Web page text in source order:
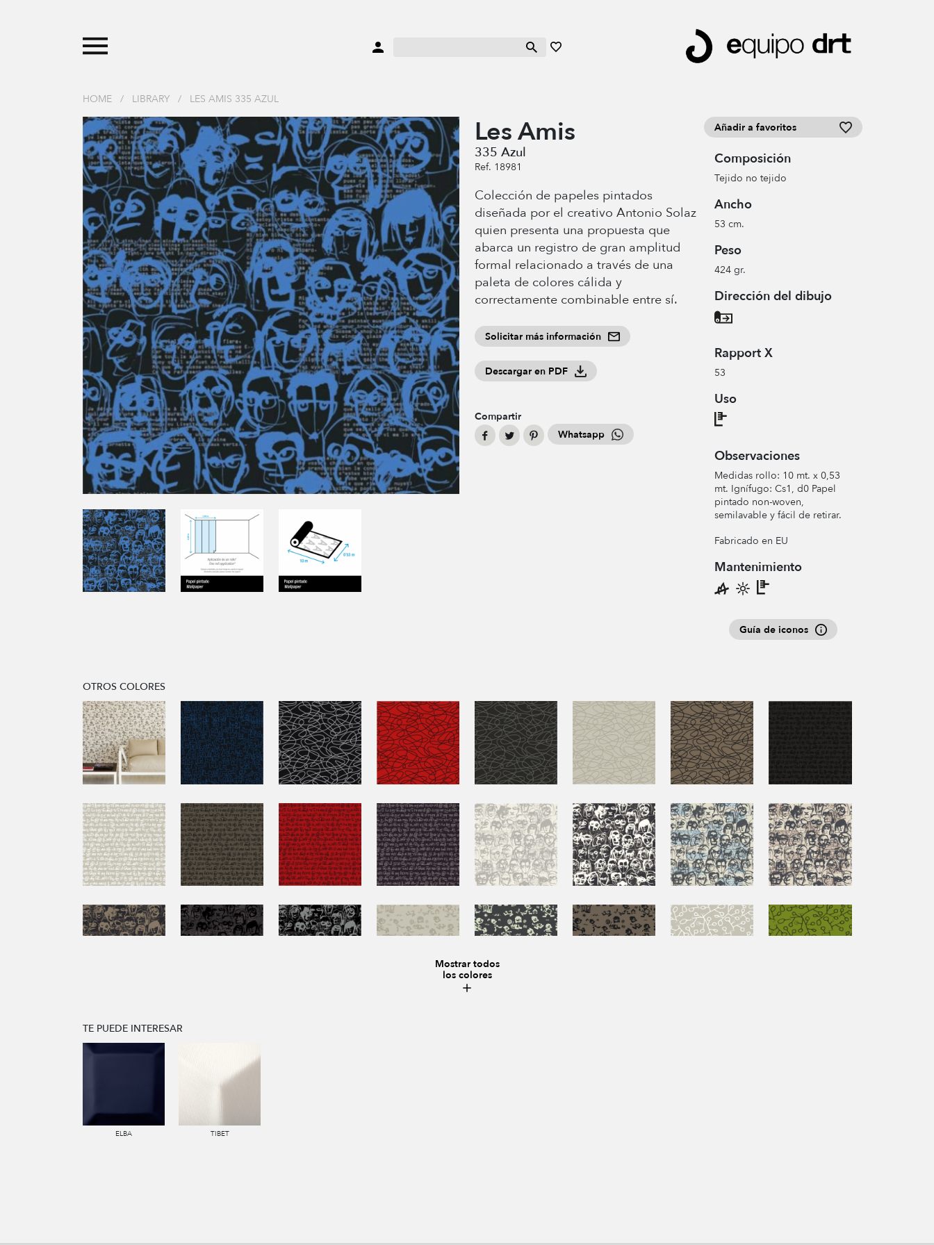
HOME / LIBRARY / LES AMIS 335 AZUL
Les Amis
335 Azul
Ref. 18981
Colección de papeles pintados
diseñada por el creativo Antonio Solaz
quien presenta una propuesta que
abarca un registro de gran amplitud
formal relacionado a través de una
paleta de colores cálida y
correctamente combinable entre sí.
Solicitar más información
Descargar en PDF
Compartir
Whatsapp
Añadir a favoritos
Composición
Tejido no tejido
Ancho
53 cm.
Peso
424 gr.
Dirección del dibujo
Rapport X
53
Uso
Observaciones
Medidas rollo: 10 mt. x 0,53
mt. Ignífugo: Cs1, d0 Papel
pintado non-woven,
semilavable y fácil de retirar.
Fabricado en EU
Mantenimiento
Guía de iconos
OTROS COLORES
Mostrar todos
los colores
TE PUEDE INTERESAR
ELBA TIBET